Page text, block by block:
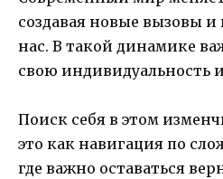
создавая новые вызовы
нас. В такой динамике
свою индивидуальность
Поиск себя в этом
это как навигация по
где важно оставаться